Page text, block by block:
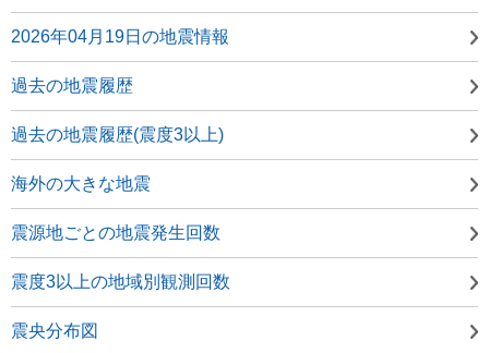
2026年04月19日の地震情報
過去の地震履歴
過去の地震履歴(震度3以上)
海外の大きな地震
震源地ごとの地震発生回数
震度3以上の地域別観測回数
震央分布図